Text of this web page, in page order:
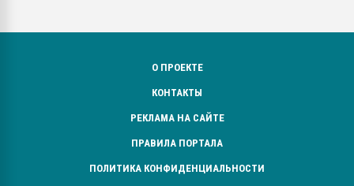
О ПРОЕКТЕ
КОНТАКТЫ
РЕКЛАМА НА САЙТЕ
ПРАВИЛА ПОРТАЛА
ПОЛИТИКА КОНФИДЕНЦИАЛЬНОСТИ